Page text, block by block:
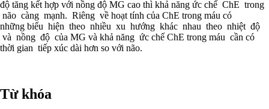
độ tăng kết hợp với nồng độ MG cao thì khả năng ức chế ChE trong
não càng mạnh. Riêng về hoạt tính của ChE trong máu có
những biểu hiện theo nhiều xu hướng khác nhau theo nhiệt độ
và nồng độ của MG và khả năng ức chế ChE trong máu cần có
thời gian tiếp xúc dài hơn so với não.
Từ khóa